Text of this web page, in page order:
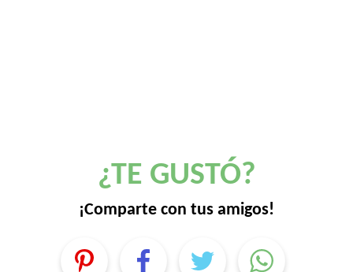
¿TE GUSTÓ?
¡Comparte con tus amigos!